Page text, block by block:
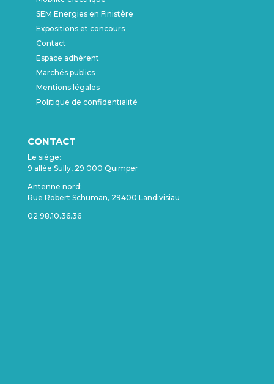
SEM Energies en Finistère
Expositions et concours
Contact
Espace adhérent
Marchés publics
Mentions légales
Politique de confidentialité
CONTACT
Le siège:
9 allée Sully, 29 000 Quimper
Antenne nord:
Rue Robert Schuman, 29400 Landivisiau
02.98.10.36.36